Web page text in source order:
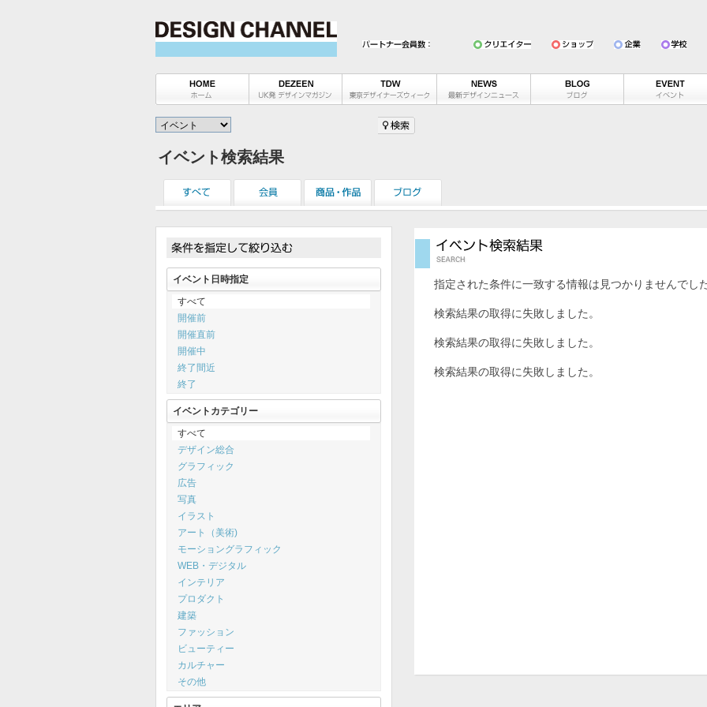
イベント検索結果
指定された条件に一致する情報は見つかりませんでし
検索結果の取得に失敗しました。
検索結果の取得に失敗しました。
検索結果の取得に失敗しました。
イベント日時指定
すべて
開催前
開催直前
開催中
終了間近
終了
イベントカテゴリー
すべて
デザイン総合
グラフィック
広告
写真
イラスト
アート（美術)
モーショングラフィック
WEB・デジタル
インテリア
プロダクト
建築
ファッション
ビューティー
カルチャー
その他